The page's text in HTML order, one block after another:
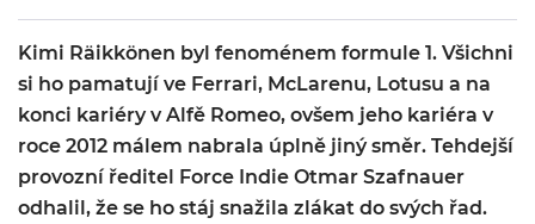
Kimi Räikkönen byl fenoménem formule 1. Všichni
si ho pamatují ve Ferrari, McLarenu, Lotusu a na
konci kariéry v Alfě Romeo, ovšem jeho kariéra v
roce 2012 málem nabrala úplně jiný směr. Tehdejší
provozní ředitel Force Indie Otmar Szafnauer
odhalil, že se ho stáj snažila zlákat do svých řad.